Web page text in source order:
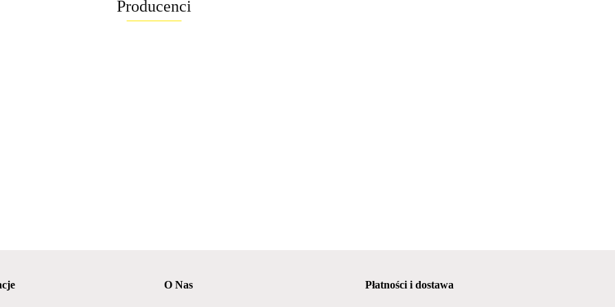
Producenci
O Nas Płatności i dostawa